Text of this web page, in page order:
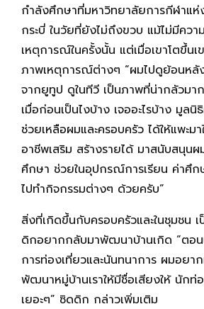
กำลังศึกษาที่มหาวิทยาลัยการกีฬาแห่
กระบี่ ในวัยที่ยังไม่ถึงขวบ แม้ไม่มีควา
เหตุการณ์ในครั้งนั้น แต่เมื่อเขาโตขึ้น
ภาพเหตุการณ์ต่างๆ “ผมไปดูย้อนหลั
จากยูทูป ดูในทีวี เป็นภาพที่น่ากลัวมา
เมื่อก่อนเป็นไงบ้าง เจออะไรบ้าง มูล
ช่วยเหลือผมและครอบครัว ได้ให้แพะม
อาชีพเสริม สร้างรายได้ มาสนับสนุนผ
ศึกษา ช่วยในอุปกรณ์การเรียน ค่าศึก
ไปทำกิจกรรมต่างๆ ด้วยครับ”
สิ่งที่เกิดขึ้นกับครอบครัวและในชุมชน
ดิกอยากกลับมาพัฒนาบ้านเกิด “ตอน
การท่องเที่ยวและนันทนาการ ผมอยา
พัฒนาหมู่บ้านเราให้มีชื่อเสียงให้ นักท่
เยอะๆ” ซิดดิก กล่าวเพิ่มเติม